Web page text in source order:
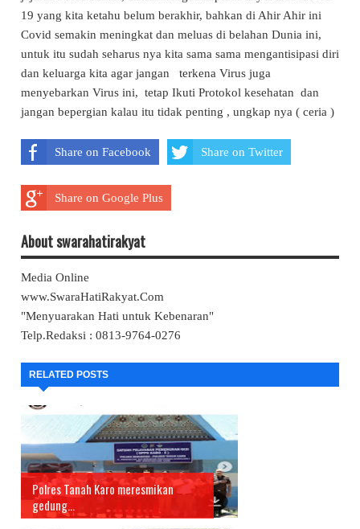
19 yang kita ketahu belum berakhir, bahkan di Ahir Ahir ini
Covid semakin meningkat dan meluas di belahan Dunia ini,
untuk itu sudah seharus nya kita sama sama mengantisipasi diri
dan keluarga kita agar jangan terkena Virus juga
menyebarkan Virus ini, tetap Ikuti Protokol kesehatan dan
jangan bepergian kalau itu tidak penting , ungkap nya ( ceria )
Share on Facebook Share on Twitter
Share on Google Plus
About swarahatirakyat
Media Online
www.SwaraHatiRakyat.Com
"Menyuarakan Hati untuk Kebenaran"
Telp.Redaksi : 0813-9764-0276
RELATED POSTS
Polres Tanah Karo meresmikan
gedung...